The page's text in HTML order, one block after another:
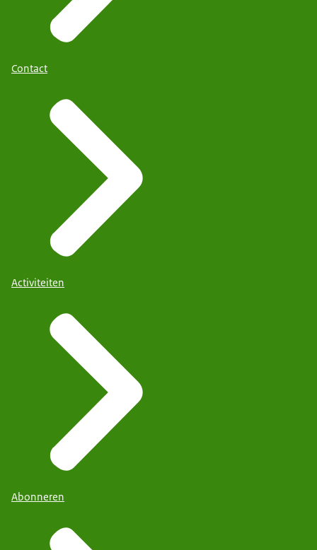
deelname aan het onderzoek houdt in dat mensen
bereid zijn om de behandelgegevens die in het
te stellen van een onderzoeksgroep die dat
[Lees het volledige advies op de website van
Zorginstituut Nederland. Een productie van
Zorginstituut Nederland, 2020.]
Contact
Activiteiten
Abonneren